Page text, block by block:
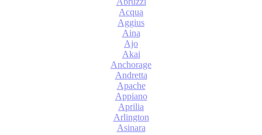
Acqua
Aggius
Aina
Ajo
Akai
Anchorage
Andretta
Apache
Appiano
Aprilia
Arlington
Asinara